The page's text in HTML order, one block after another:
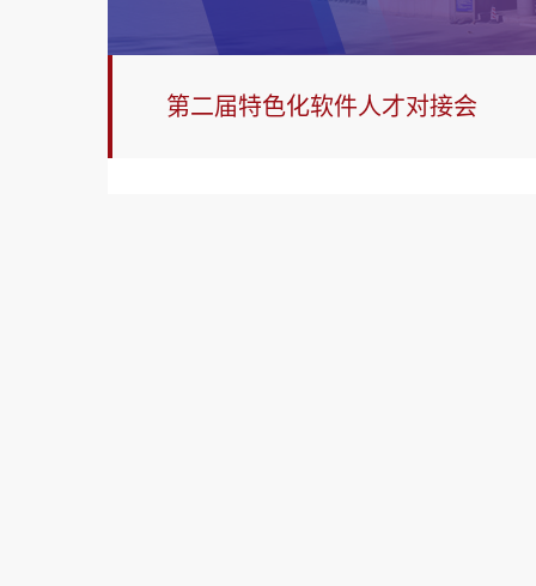
第二届特色化软件人才对接会